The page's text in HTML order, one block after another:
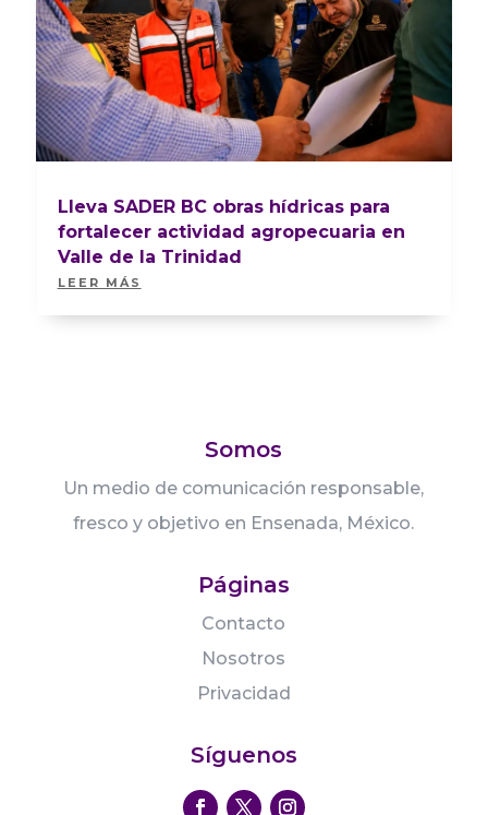
Lleva SADER BC obras hídricas para
fortalecer actividad agropecuaria en
Valle de la Trinidad
LEER MÁS
Somos
Un medio de comunicación responsable,
fresco y objetivo en Ensenada, México.
Páginas
Contacto
Nosotros
Privacidad
Síguenos